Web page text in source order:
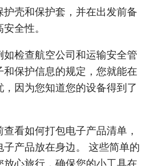
护壳和保护套，并在出发前备
全性。
如检查航空公司和运输安全管
保护信息的规定，您就能在
因为您知道您的设备得到了
看如何打包电子产品清单，
产品放在身边。 这些简单的